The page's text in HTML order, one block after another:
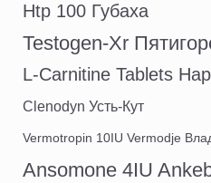
Htp 100 Губаха
Testogen-Xr
L-Carnitine Tablets
Clenodyn Усть-Кут
Vermotropin 10IU Vermodje
Ansomone 4IU